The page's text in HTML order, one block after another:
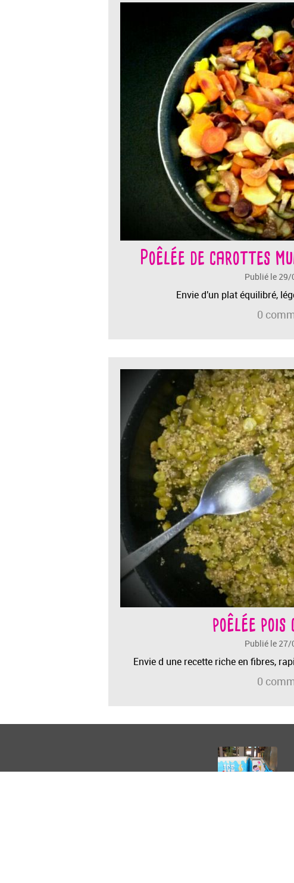
Poêlée de carottes
Publié le
Envie d'un plat équilibré,
0
poêlée pois
Publié le
Envie d une recette riche en fibres,
0